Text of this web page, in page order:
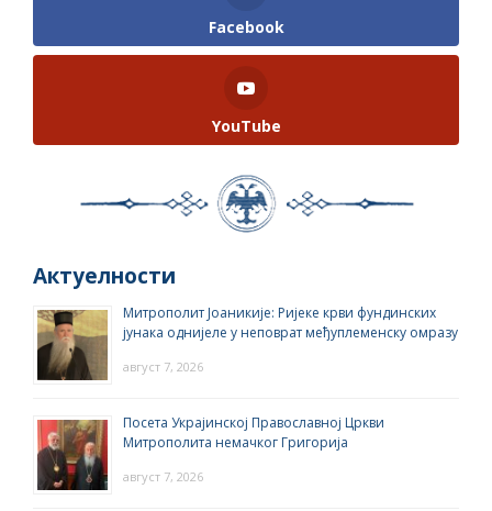
Facebook
YouTube
Актуелности
Митрополит Јоаникије: Ријеке крви фундинских
јунака однијеле у неповрат међуплеменску омразу
август 7, 2026
Посета Украјинској Православној Цркви
Митрополита немачког Григорија
август 7, 2026